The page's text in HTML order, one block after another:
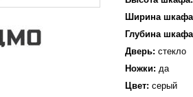
Ширина
Глубина
Дверь: стекло
Ножки: да
Цвет: серый